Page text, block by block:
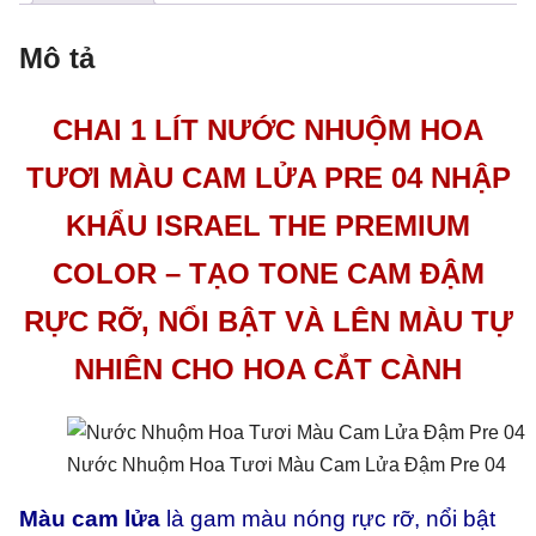
lượng
Mô tả
CHAI 1 LÍT NƯỚC NHUỘM HOA
TƯƠI MÀU CAM LỬA PRE 04 NHẬP
KHẨU ISRAEL THE PREMIUM
COLOR – TẠO TONE CAM ĐẬM
RỰC RỠ, NỔI BẬT VÀ LÊN MÀU TỰ
NHIÊN CHO HOA CẮT CÀNH
Nước Nhuộm Hoa Tươi Màu Cam Lửa Đậm Pre 04
Màu cam lửa là gam màu nóng rực rỡ, nổi bật